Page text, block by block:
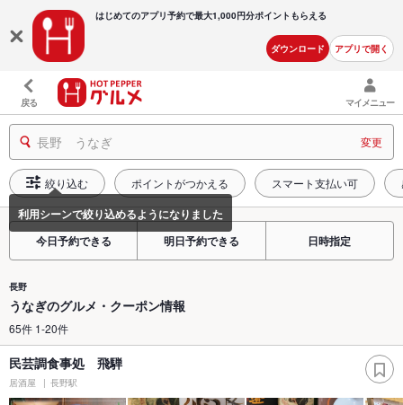
はじめてのアプリ予約で最大1,000円分ポイントもらえる
ダウンロード アプリで開く
戻る マイメニュー
長野 うなぎ 変更
絞り込む ポイントがつかえる スマート支払い可
今日予約できる 明日予約できる 日時指定
長野
うなぎのグルメ・クーポン情報
65件 1-20件
民芸調食事処 飛騨
居酒屋 長野駅